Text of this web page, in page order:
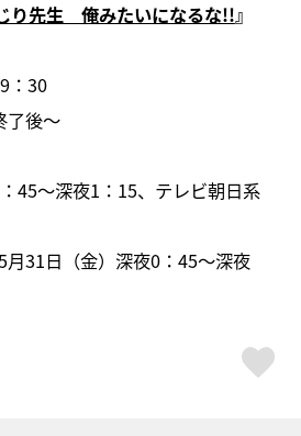
り先生 俺みたいになるな!!』
：30
了後〜
45～深夜1：15、テレビ朝日系
31日（金）深夜0：45～深夜